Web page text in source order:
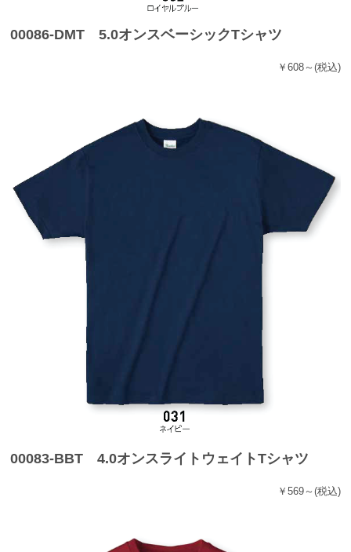
00086-DMT 5.0オンスベーシックTシャツ
￥608～ (税込)
00083-BBT 4.0オンスライトウェイトTシャツ
￥569～ (税込)